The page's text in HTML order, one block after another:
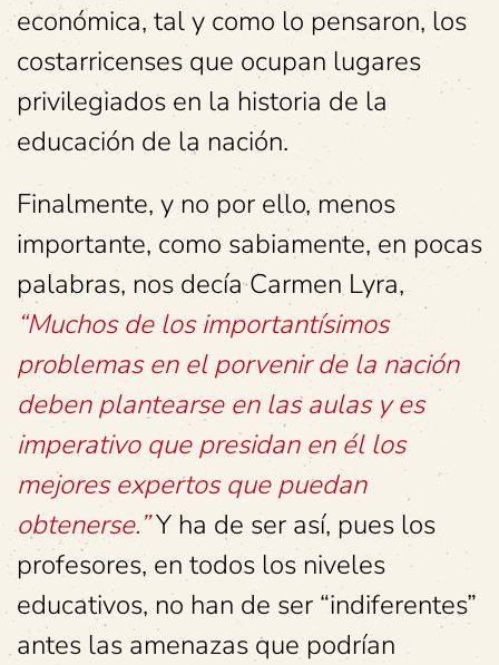
económica, tal y como lo pensaron, los
costarricenses que ocupan lugares
privilegiados en la historia de la
educación de la nación.
Finalmente, y no por ello, menos
importante, como sabiamente, en pocas
palabras, nos decía Carmen Lyra,
“Muchos de los importantísimos
problemas en el porvenir de la nación
deben plantearse en las aulas y es
imperativo que presidan en él los
mejores expertos que puedan
obtenerse.”Y ha de ser así, pues los
profesores, en todos los niveles
educativos, no han de ser “indiferentes”
antes las amenazas que podrían